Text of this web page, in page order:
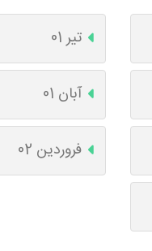
تیر 01
آبان 01
فروردین 02